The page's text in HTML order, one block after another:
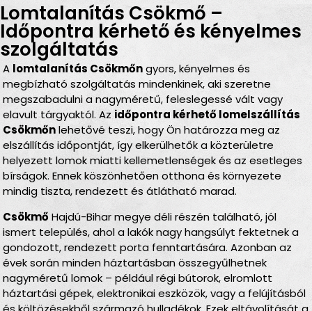
Lomtalanítás Csökmő –
Időpontra kérhető és kényelmes
szolgáltatás
A lomtalanítás Csökmőngyors, kényelmes és
megbízható szolgáltatás mindenkinek, aki szeretne
megszabadulni a nagyméretű, feleslegessé vált vagy
elavult tárgyaktól. Az időpontra kérhető lomelszállítás
Csökmőnlehetővé teszi, hogy Ön határozza meg az
elszállítás időpontját, így elkerülhetők a közterületre
helyezett lomok miatti kellemetlenségek és az esetleges
bírságok. Ennek köszönhetően otthona és környezete
mindig tiszta, rendezett és átlátható marad.
Csökmő Hajdú-Bihar megye déli részén található, jól
ismert település, ahol a lakók nagy hangsúlyt fektetnek a
gondozott, rendezett porta fenntartására. Azonban az
évek során minden háztartásban összegyűlhetnek
nagyméretű lomok – például régi bútorok, elromlott
háztartási gépek, elektronikai eszközök, vagy a felújításból